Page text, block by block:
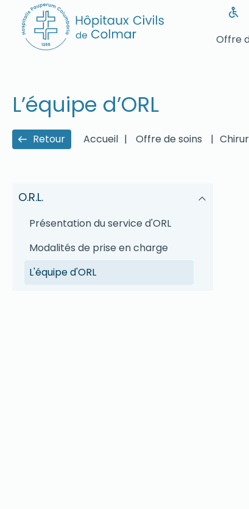
Offre
L’équipe d’ORL
Retour Accueil | Offre de soins |
O.R.L.
Présentation du service d'ORL
Modalités de prise en charge
L'équipe d'ORL